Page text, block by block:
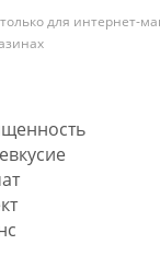
для интернет-